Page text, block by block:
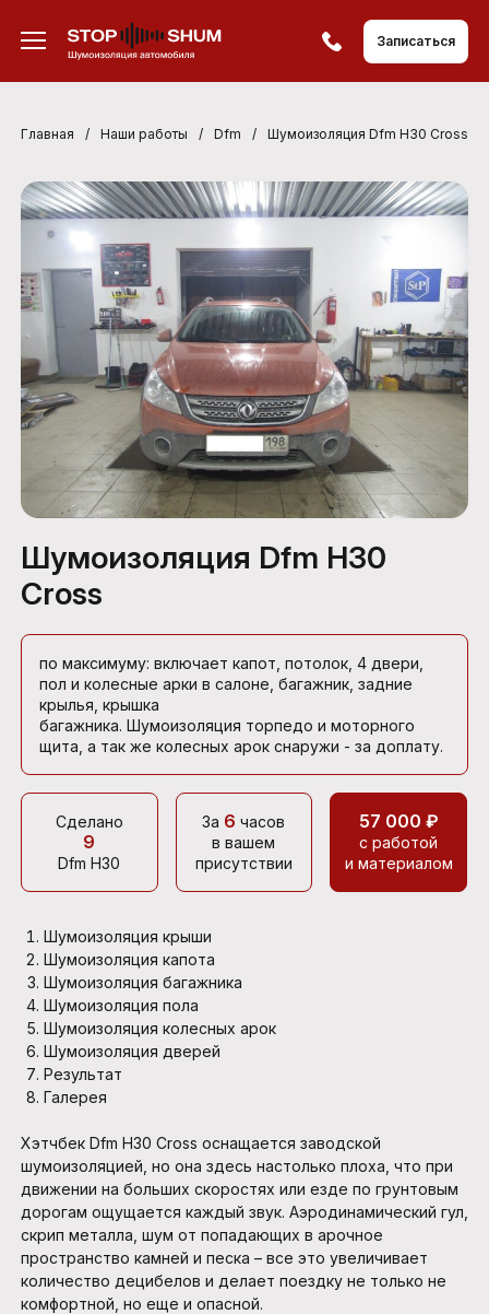
Записаться
Главная / Наши работы / Dfm / Шумоизоляция Dfm H30 Cross
Шумоизоляция Dfm H30
Cross
по максимуму: включает капот, потолок, 4 двери,
пол и колесные арки в салоне, багажник, задние
крылья, крышка
багажника. Шумоизоляция торпедо и моторного
щита, а так же колесных арок снаружи - за доплату.
Сделано
9
Dfm H30
За 6 часов
в вашем
присутствии
57 000 ₽
с работой
и материалом
Шумоизоляция крыши
Шумоизоляция капота
Шумоизоляция багажника
Шумоизоляция пола
Шумоизоляция колесных арок
Шумоизоляция дверей
Результат
Галерея
Хэтчбек Dfm H30 Cross оснащается заводской
шумоизоляцией, но она здесь настолько плоха, что при
движении на больших скоростях или езде по грунтовым
дорогам ощущается каждый звук. Аэродинамический гул,
скрип металла, шум от попадающих в арочное
пространство камней и песка – все это увеличивает
количество децибелов и делает поездку не только не
комфортной, но еще и опасной.